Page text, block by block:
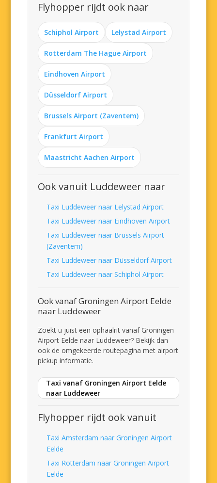
Flyhopper rijdt ook naar
Schiphol Airport Lelystad Airport
Rotterdam The Hague Airport
Eindhoven Airport
Düsseldorf Airport
Brussels Airport (Zaventem)
Frankfurt Airport
Maastricht Aachen Airport
Ook vanuit Luddeweer naar
Taxi Luddeweer naar Lelystad Airport
Taxi Luddeweer naar Eindhoven Airport
Taxi Luddeweer naar Brussels Airport
(Zaventem)
Taxi Luddeweer naar Düsseldorf Airport
Taxi Luddeweer naar Schiphol Airport
Ook vanaf Groningen Airport Eelde
naar Luddeweer
Zoekt u juist een ophaalrit vanaf Groningen
Airport Eelde naar Luddeweer? Bekijk dan
ook de omgekeerde routepagina met airport
pickup informatie.
Taxi vanaf Groningen Airport Eelde
naar Luddeweer
Flyhopper rijdt ook vanuit
Taxi Amsterdam naar Groningen Airport
Eelde
Taxi Rotterdam naar Groningen Airport
Eelde